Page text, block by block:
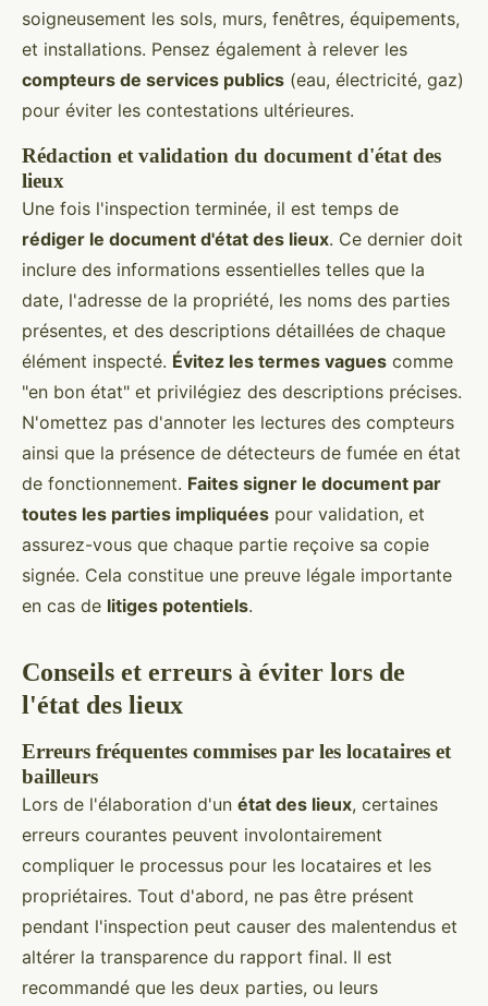
soigneusement les sols, murs, fenêtres, équipements,
et installations. Pensez également à relever les
compteurs de services publics (eau, électricité, gaz)
pour éviter les contestations ultérieures.
Rédaction et validation du document d'état des
lieux
Une fois l'inspection terminée, il est temps de
rédiger le document d'état des lieux. Ce dernier doit
inclure des informations essentielles telles que la
date, l'adresse de la propriété, les noms des parties
présentes, et des descriptions détaillées de chaque
élément inspecté. Évitez les termes vagues comme
"en bon état" et privilégiez des descriptions précises.
N'omettez pas d'annoter les lectures des compteurs
ainsi que la présence de détecteurs de fumée en état
de fonctionnement. Faites signer le document par
toutes les parties impliquées pour validation, et
assurez-vous que chaque partie reçoive sa copie
signée. Cela constitue une preuve légale importante
en cas de litiges potentiels.
Conseils et erreurs à éviter lors de
l'état des lieux
Erreurs fréquentes commises par les locataires et
bailleurs
Lors de l'élaboration d'un état des lieux, certaines
erreurs courantes peuvent involontairement
compliquer le processus pour les locataires et les
propriétaires. Tout d'abord, ne pas être présent
pendant l'inspection peut causer des malentendus et
altérer la transparence du rapport final. Il est
recommandé que les deux parties, ou leurs